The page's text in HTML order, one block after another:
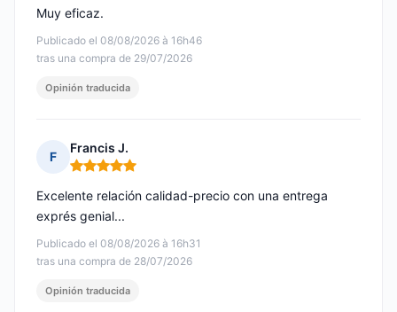
Publicado el 08/08/2026 à 16h46
tras una compra de 29/07/2026
Muy eficaz.
Opinión traducida
F
Francis J.
Nota: 5 de 5
Publicado el 08/08/2026 à 16h31
tras una compra de 28/07/2026
Excelente relación calidad-precio con una entrega
exprés genial...
Opinión traducida